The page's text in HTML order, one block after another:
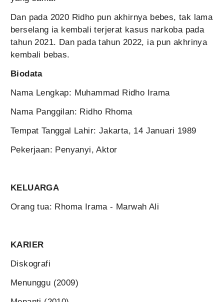
Dan pada 2020 Ridho pun akhirnya bebes, tak lama
berselang ia kembali terjerat kasus narkoba pada
tahun 2021. Dan pada tahun 2022, ia pun akhrinya
kembali bebas.
Biodata
Nama Lengkap: Muhammad Ridho Irama
Nama Panggilan: Ridho Rhoma
Tempat Tanggal Lahir: Jakarta, 14 Januari 1989
Pekerjaan: Penyanyi, Aktor
KELUARGA
Orang tua: Rhoma Irama - Marwah Ali
KARIER
Diskografi
Menunggu (2009)